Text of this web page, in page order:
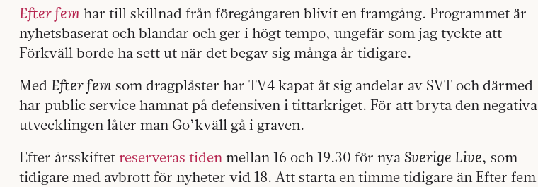
Efter fem har till skillnad från föregångaren blivit en framgång. Programmet är
nyhetsbaserat och blandar och ger i högt tempo, ungefär som jag tyckte att
Förkväll borde ha sett ut när det begav sig många år tidigare.
Med Efter fem som dragplåster har TV4 kapat åt sig andelar av SVT och därmed
har public service hamnat på defensiven i tittarkriget. För att bryta den negativa
utvecklingen låter man Go’kväll gå i graven.
Efter årsskiftet reserveras tidenmellan 16 och 19.30 för nya Sverige Live, som
tidigare med avbrott för nyheter vid 18. Att starta en timme tidigare än Efter fem